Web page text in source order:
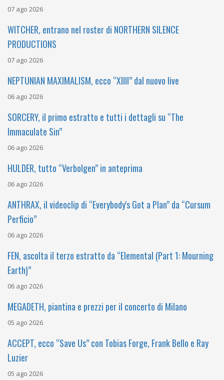
07 ago 2026
WITCHER, entrano nel roster di NORTHERN SILENCE
PRODUCTIONS
07 ago 2026
NEPTUNIAN MAXIMALISM, ecco “XIIII” dal nuovo live
06 ago 2026
SORCERY, il primo estratto e tutti i dettagli su “The
Immaculate Sin”
06 ago 2026
HULDER, tutto “Verbolgen” in anteprima
06 ago 2026
ANTHRAX, il videoclip di “Everybody's Got a Plan” da “Cursum
Perficio”
06 ago 2026
FEN, ascolta il terzo estratto da “Elemental (Part 1: Mourning
Earth)”
06 ago 2026
MEGADETH, piantina e prezzi per il concerto di Milano
05 ago 2026
ACCEPT, ecco “Save Us” con Tobias Forge, Frank Bello e Ray
Luzier
05 ago 2026